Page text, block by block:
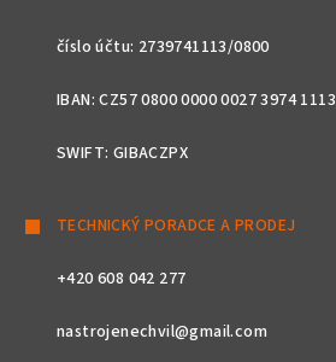
číslo účtu: 2739741113/0800
IBAN: CZ57 0800 0000 0027 3974 1113
SWIFT: GIBACZPX
TECHNICKÝ PORADCE A PRODEJ
+420 608 042 277
nastrojenechvil@gmail.com